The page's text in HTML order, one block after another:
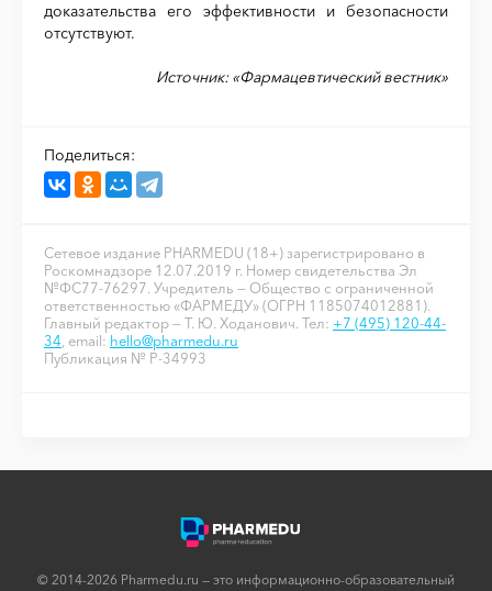
доказательства его эффективности и безопасности
отсутствуют.
Источник:«Фармацевтический вестник»
Поделиться:
Сетевое издание PHARMEDU (18+) зарегистрировано в
Роскомнадзоре 12.07.2019 г. Номер свидетельства Эл
№ФС77-76297. Учредитель — Общество с ограниченной
ответственностью «ФАРМЕДУ» (ОГРН 1185074012881).
Главный редактор — Т. Ю. Ходанович. Тел: +7 (495) 120-44-
34 , email: hello@pharmedu.ru
Публикация № P-34993
© 2014-2026 Pharmedu.ru — это информационно-образовательный